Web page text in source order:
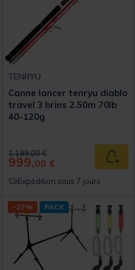
au panier
TENRYU
Canne lancer tenryu diablo
travel 3 brins 2.50m 70lb
40-120g
Price reduced from
1.199,00 €to
999,00 €
Expédition sous 7 jours
-27% PACK